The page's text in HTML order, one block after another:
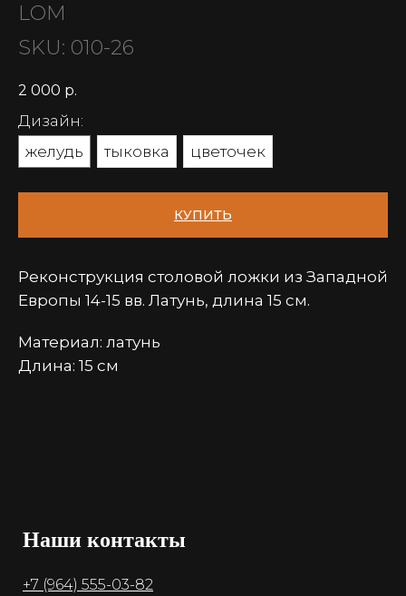
LOM
SKU: 010-26
2 000 р.
Дизайн:
желудь
тыковка цветочек
КУПИТЬ
Реконструкция столовой ложки из Западной
Европы 14-15 вв. Латунь, длина 15 см.
Материал: латунь
Длина: 15 см
Наши контакты
+7 (964) 555-03-82